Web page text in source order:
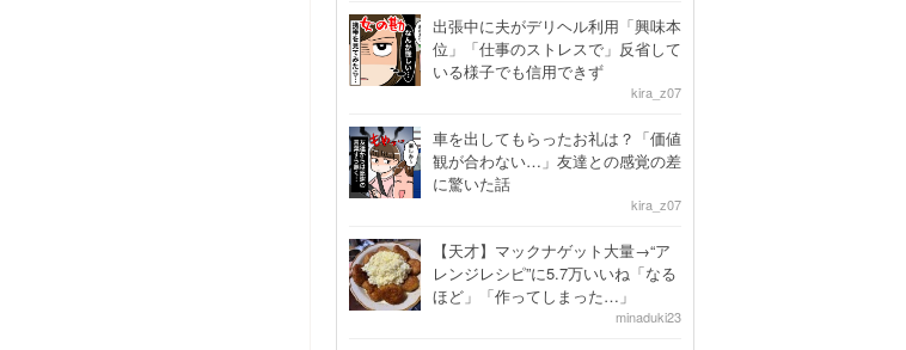
出張中に夫がデリヘル利用「興味本
位」「仕事のストレスで」反省して
いる様子でも信用できず
kira_z07
車を出してもらったお礼は？「価値
観が合わない…」友達との感覚の差
に驚いた話
kira_z07
【天才】マックナゲット大量→“ア
レンジレシピ”に5.7万いいね「なる
ほど」「作ってしまった…」
minaduki23